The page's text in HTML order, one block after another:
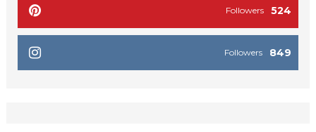
524
Followers
849
Followers